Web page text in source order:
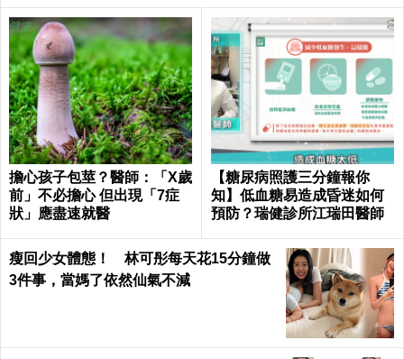
擔心孩子包莖？醫師：「X歲
前」不必擔心 但出現「7症
狀」應盡速就醫
【糖尿病照護三分鐘報你
知】低血糖易造成昏迷如何
預防？瑞健診所江瑞田醫師
瘦回少女體態！ 林可彤每天花15分鐘做
3件事，當媽了依然仙氣不減